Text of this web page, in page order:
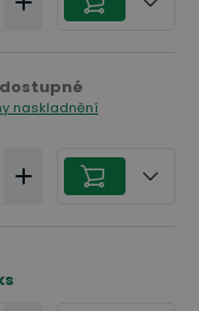
naskladnění